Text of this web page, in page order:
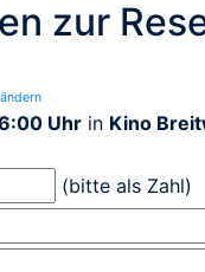
zur
Uhr in Kino
(bitte als Zahl)